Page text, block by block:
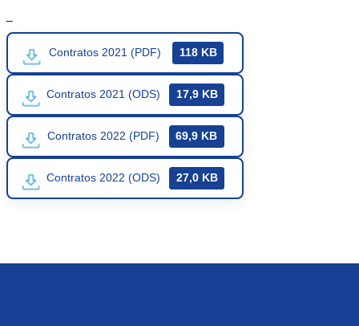
Contratos 2021 (PDF) 118 KB
Contratos 2021 (ODS) 17,9 KB
Contratos 2022 (PDF) 69,9 KB
Contratos 2022 (ODS) 27,0 KB